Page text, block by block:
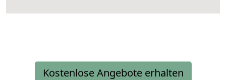
Kostenlose Angebote erhalten